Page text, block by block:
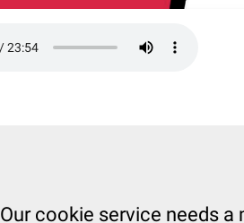
Our cookie service needs